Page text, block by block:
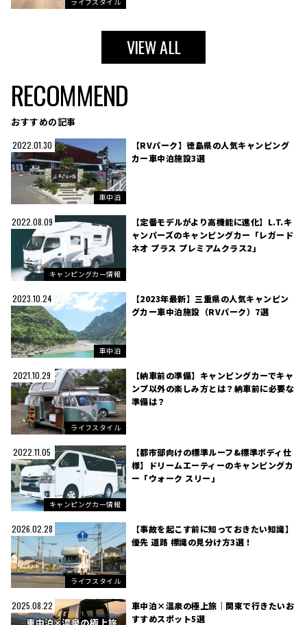
VIEW ALL
RECOMMEND
おすすめの記事
2022.01.30
車中泊
【RVパーク】徳島県の人気キャンピング
カー車中泊施設3選
2022.08.09
キャンピングカー情報
【定番モデルがより高機能に進化】L.T.キ
ャンパーズのキャンピングカー「レガード
ネオ プラス プレミアムクラス2」
2023.10.24
車中泊
【2023年最新】三重県の人気キャンピン
グカー車中泊施設（RVパーク）7選
2021.10.29
ライフスタイル
【納車前の準備】キャンピングカーでキャ
ンプ以外の楽しみ方とは？納車前に必要な
準備は？
2022.11.05
キャンピングカー情報
【都市部向けの標準ルーフ&標準ボディ仕
様】ドリームエーティーのキャンピングカ
ー「ウォーク スリー」
2026.02.28
ライフスタイル
【事故を起こす前に知っておきたい知識】
優先 道路 標識の見分け方3選！
2025.08.22
車中泊×温泉の極上旅｜関東で行きたいお
すすめスポット5選